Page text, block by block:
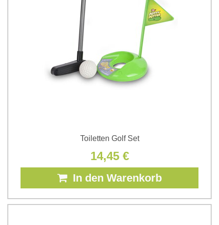
Toiletten Golf Set
14,45 €
In den Warenkorb